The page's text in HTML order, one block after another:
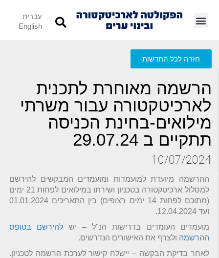
עברית
English
חזרה לכל החדשות
הרשמה מאוחרת לתכנית
לארכיטקטורה עבור משרתי
מילואים-בחינת הכניסה
תתקיים ב 29.07.24
10/07/2024
ההרשמה מיועדת למועמדות ומועמדים המבקשים להירשם
למסלול ארכיטקטורה בטכניון ושירתו במילואים לפחות 21 ימים
(מתוכם לפחות 14 ימים רצופים) בין התאריכים 01.01.2024
ועד 12.04.2024.
מועמדים העומדים בדרישות הנ"ל – יש להירשם בטופס
ההרשמה ולצרף את האישורים הנדרשים.
לאחר בדיקת הבקשה – יישלח קישור לערכת הרשמה לטכניון.